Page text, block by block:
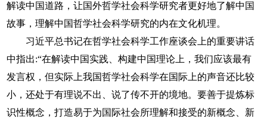
解读中国道路，让国外哲学社会科学研究者更好地了解中国
故事，理解中国哲学社会科学研究的内在文化机理。
习近平总书记在哲学社会科学工作座谈会上的重要讲话
中指出:“在解读中国实践、构建中国理论上，我们应该最有
发言权，但实际上我国哲学社会科学在国际上的声音还比较
小，还处于有理说不出、说了传不开的境地。要善于提炼标
识性概念，打造易于为国际社会所理解和接受的新概念、新